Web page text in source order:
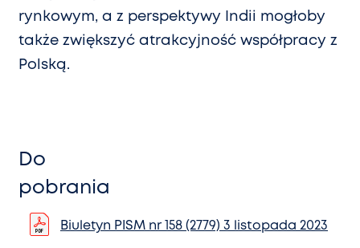
rynkowym, a z perspektywy Indii mogłoby
także zwiększyć atrakcyjność współpracy z
Polską.
Do
pobrania
Biuletyn PISM nr 158 (2779) 3 listopada 2023